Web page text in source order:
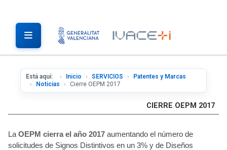
Está aquí: Inicio SERVICIOS
Patentes y Marcas
Noticias
Cierre OEPM 2017
CIERRE OEPM 2017
La OEPM cierra el año 2017 aumentando el número de
solicitudes de Signos Distintivos en un 3% y de Diseños